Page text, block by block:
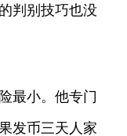
判别技巧也没
最小。他专门
发币三天人家